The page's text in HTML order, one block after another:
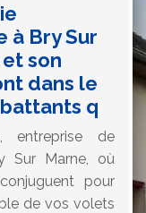
à Bry Sur
son
dans le
q
entreprise de
Sur Marne, où
pour
de vos volets